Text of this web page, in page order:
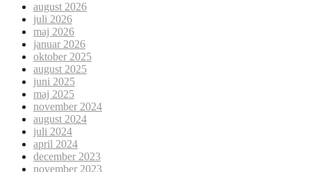
august 2026
juli 2026
maj 2026
januar 2026
oktober 2025
august 2025
juni 2025
maj 2025
november 2024
august 2024
juli 2024
april 2024
december 2023
november 2023